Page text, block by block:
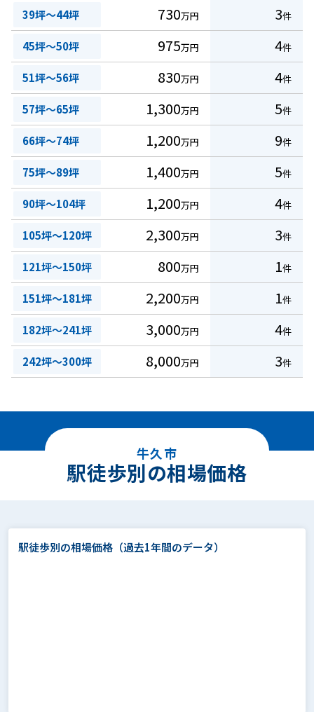
39坪～44坪 730万円 3件
45坪～50坪 975万円 4件
51坪～56坪 830万円 4件
57坪～65坪 1,300万円 5件
66坪～74坪 1,200万円 9件
75坪～89坪 1,400万円 5件
90坪～104坪 1,200万円 4件
105坪～120坪 2,300万円 3件
121坪～150坪 800万円 1件
151坪～181坪 2,200万円 1件
182坪～241坪 3,000万円 4件
242坪～300坪 8,000万円 3件
牛久市
駅徒歩別の相場価格
駅徒歩別の相場価格 （過去1年間のデータ）